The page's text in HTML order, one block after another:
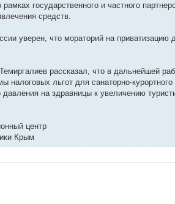
рамках государственного и частного
средств.
уверен, что мораторий на
рассказал, что в дальнейшей
налоговых льгот для санаторно-
давления на здравницы к увеличению
центр
Крым